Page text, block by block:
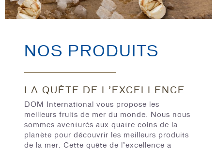
NOS PRODUITS
LA QUÊTE DE L’EXCELLENCE
DOM International vous propose les
meilleurs fruits de mer du monde. Nous nous
sommes aventurés aux quatre coins de la
planète pour découvrir les meilleurs produits
de la mer. Cette quête de l’excellence a